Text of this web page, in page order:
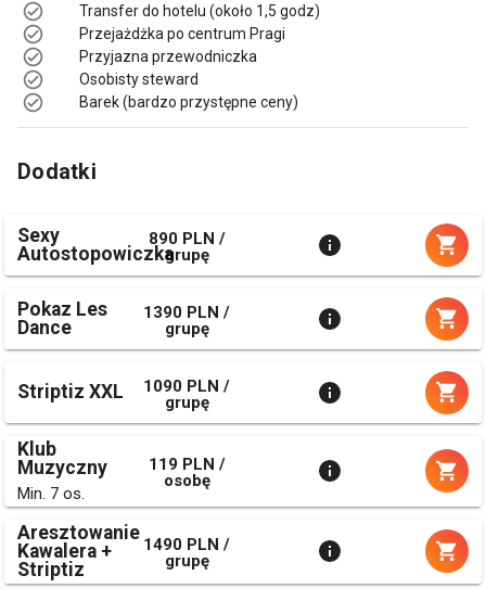
Transfer do hotelu (około 1,5 godz)
Przejażdżka po centrum Pragi
Przyjazna przewodniczka
Osobisty steward
Barek (bardzo przystępne ceny)
Dodatki
Sexy
Autostopowiczka
890 PLN /
grupę
Pokaz Les
Dance
1390 PLN /
grupę
Striptiz XXL
1090 PLN /
grupę
Klub
Muzyczny
Min. 7 os.
119 PLN /
osobę
Aresztowanie
Kawalera +
Striptiz
1490 PLN /
grupę